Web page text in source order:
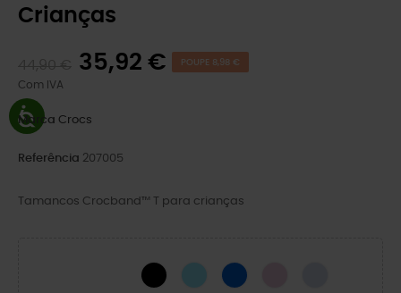
Crianças
35,92 € POUPE 8,98 €
Com IVA
Marca Crocs
Referência 207005
Tamancos Crocband™ T para crianças
BLACK Gelo Azul/Branco
Parafuso Azul